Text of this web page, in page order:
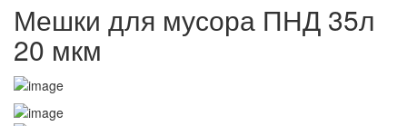
Мешки для мусора ПНД 35л
20 мкм